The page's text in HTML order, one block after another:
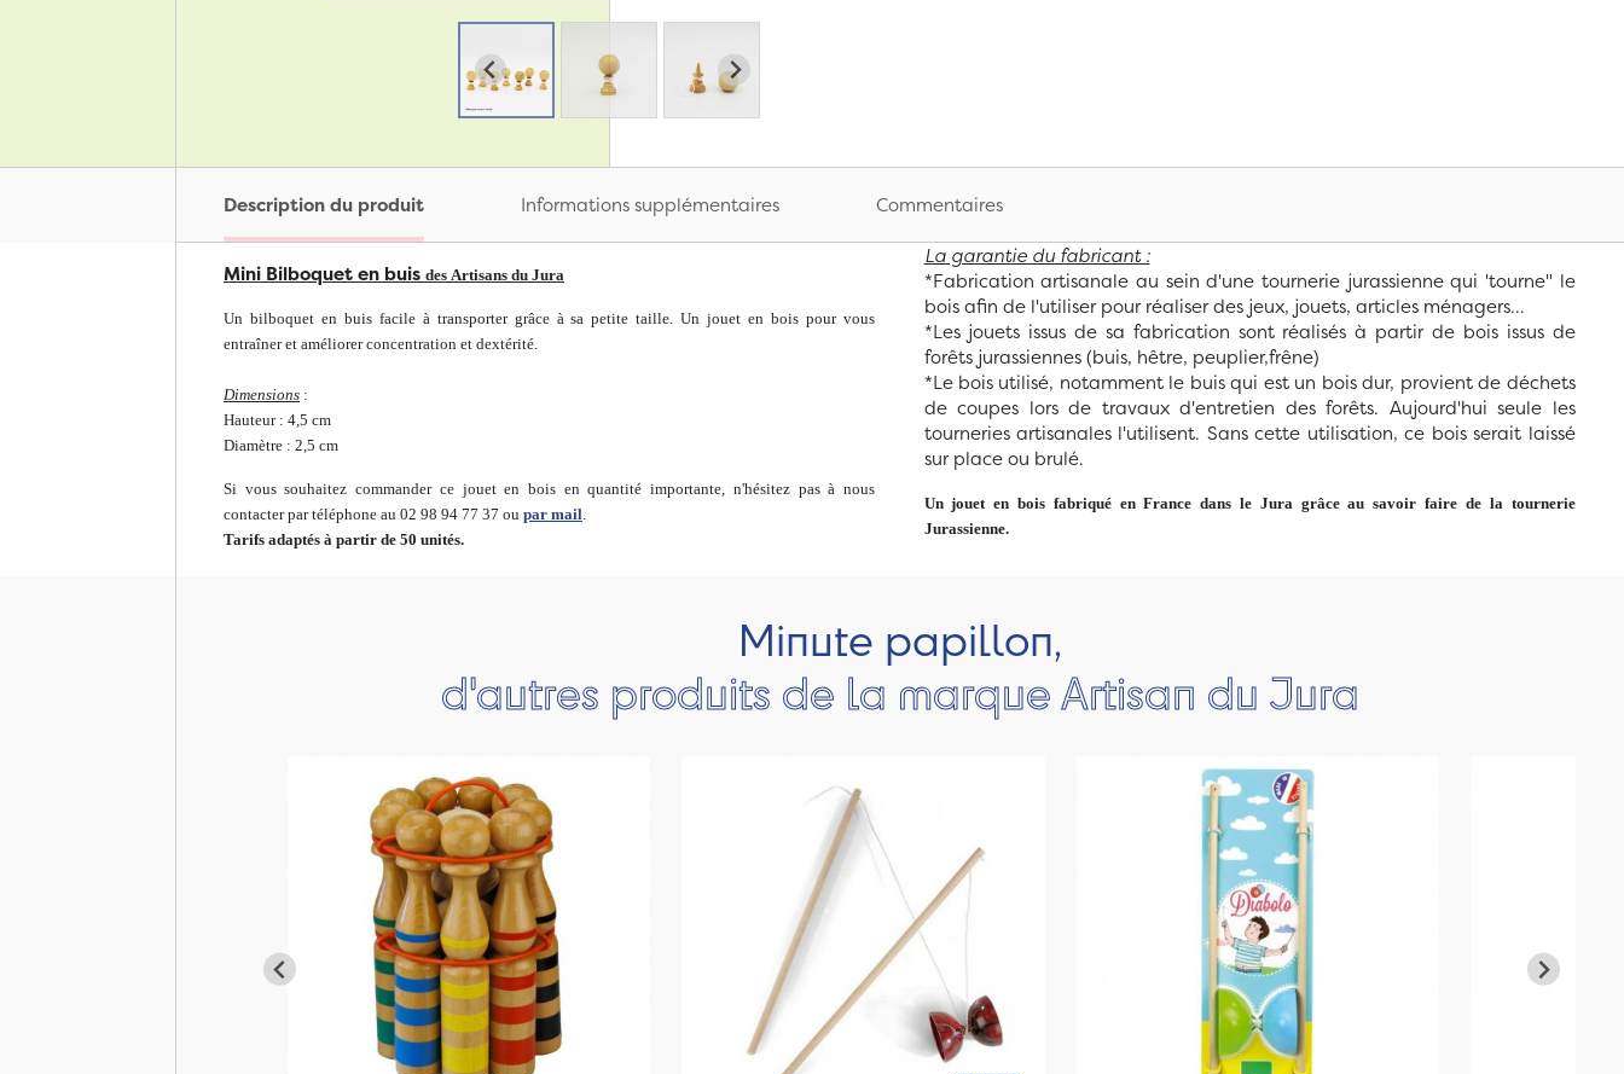
Description du produit Informations supplémentaires Commentaires
Mini Bilboquet en buis des Artisans du Jura
Un bilboquet en buis facile à transporter grâce à sa petite taille. Un jouet en bois pour vous
entraîner et améliorer concentration et dextérité.
Dimensions :
Hauteur : 4,5 cm
Diamètre : 2,5 cm
Si vous souhaitez commander ce jouet en bois en quantité importante, n'hésitez pas à nous
contacter par téléphone au 02 98 94 77 37 ou par mail
Tarifs adaptés à partir de 50 unités.
La garantie du fabricant :
*Fabrication artisanale au sein d'une tournerie jurassienne qui 'tourne" le
bois afin de l'utiliser pour réaliser des jeux, jouets, articles ménagers...
*Les jouets issus de sa fabrication sont réalisés à partir de bois issus de
forêts jurassiennes (buis, hêtre, peuplier,frêne)
*Le bois utilisé, notamment le buis qui est un bois dur, provient de déchets
de coupes lors de travaux d'entretien des forêts. Aujourd'hui seule les
tourneries artisanales l'utilisent. Sans cette utilisation, ce bois serait laissé
sur place ou brulé.
Un jouet en bois fabriqué en France dans le Jura grâce au savoir faire de la tournerie
Jurassienne.
Minute papillon,
d'autres produits de la marque Artisan du Jura